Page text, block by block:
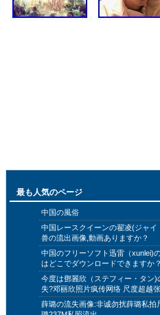
最も人気のページ
中国の風俗
中国レースクイーンの翟凌(ジャイ
兽の流出画像,動画ありますか？
中国のフリーソフト迅雷（xunlei)
はどこでダウンロードできますか？
今度は鄧麗欣（ステフィー・タン)
失?邓丽欣照片疯传网络 尺度超越
薛璐の流失画像:非诚勿扰薛璐私拍